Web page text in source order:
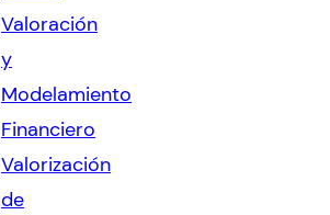
Valoración
y
Modelamiento
Financiero
Valorización
de